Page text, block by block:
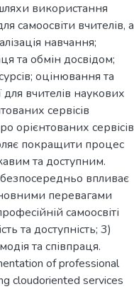
використання
самоосвіти вчителів, а
навчання;
та обмін досвідом;
оцінювання та
вчителів наукових
сервісів
орієнтованих сервісів
покращити процес
та доступним.
впливає
перевагами
самоосвіті
та доступність; 3)
та співпраця.
of professional
cloudoriented services